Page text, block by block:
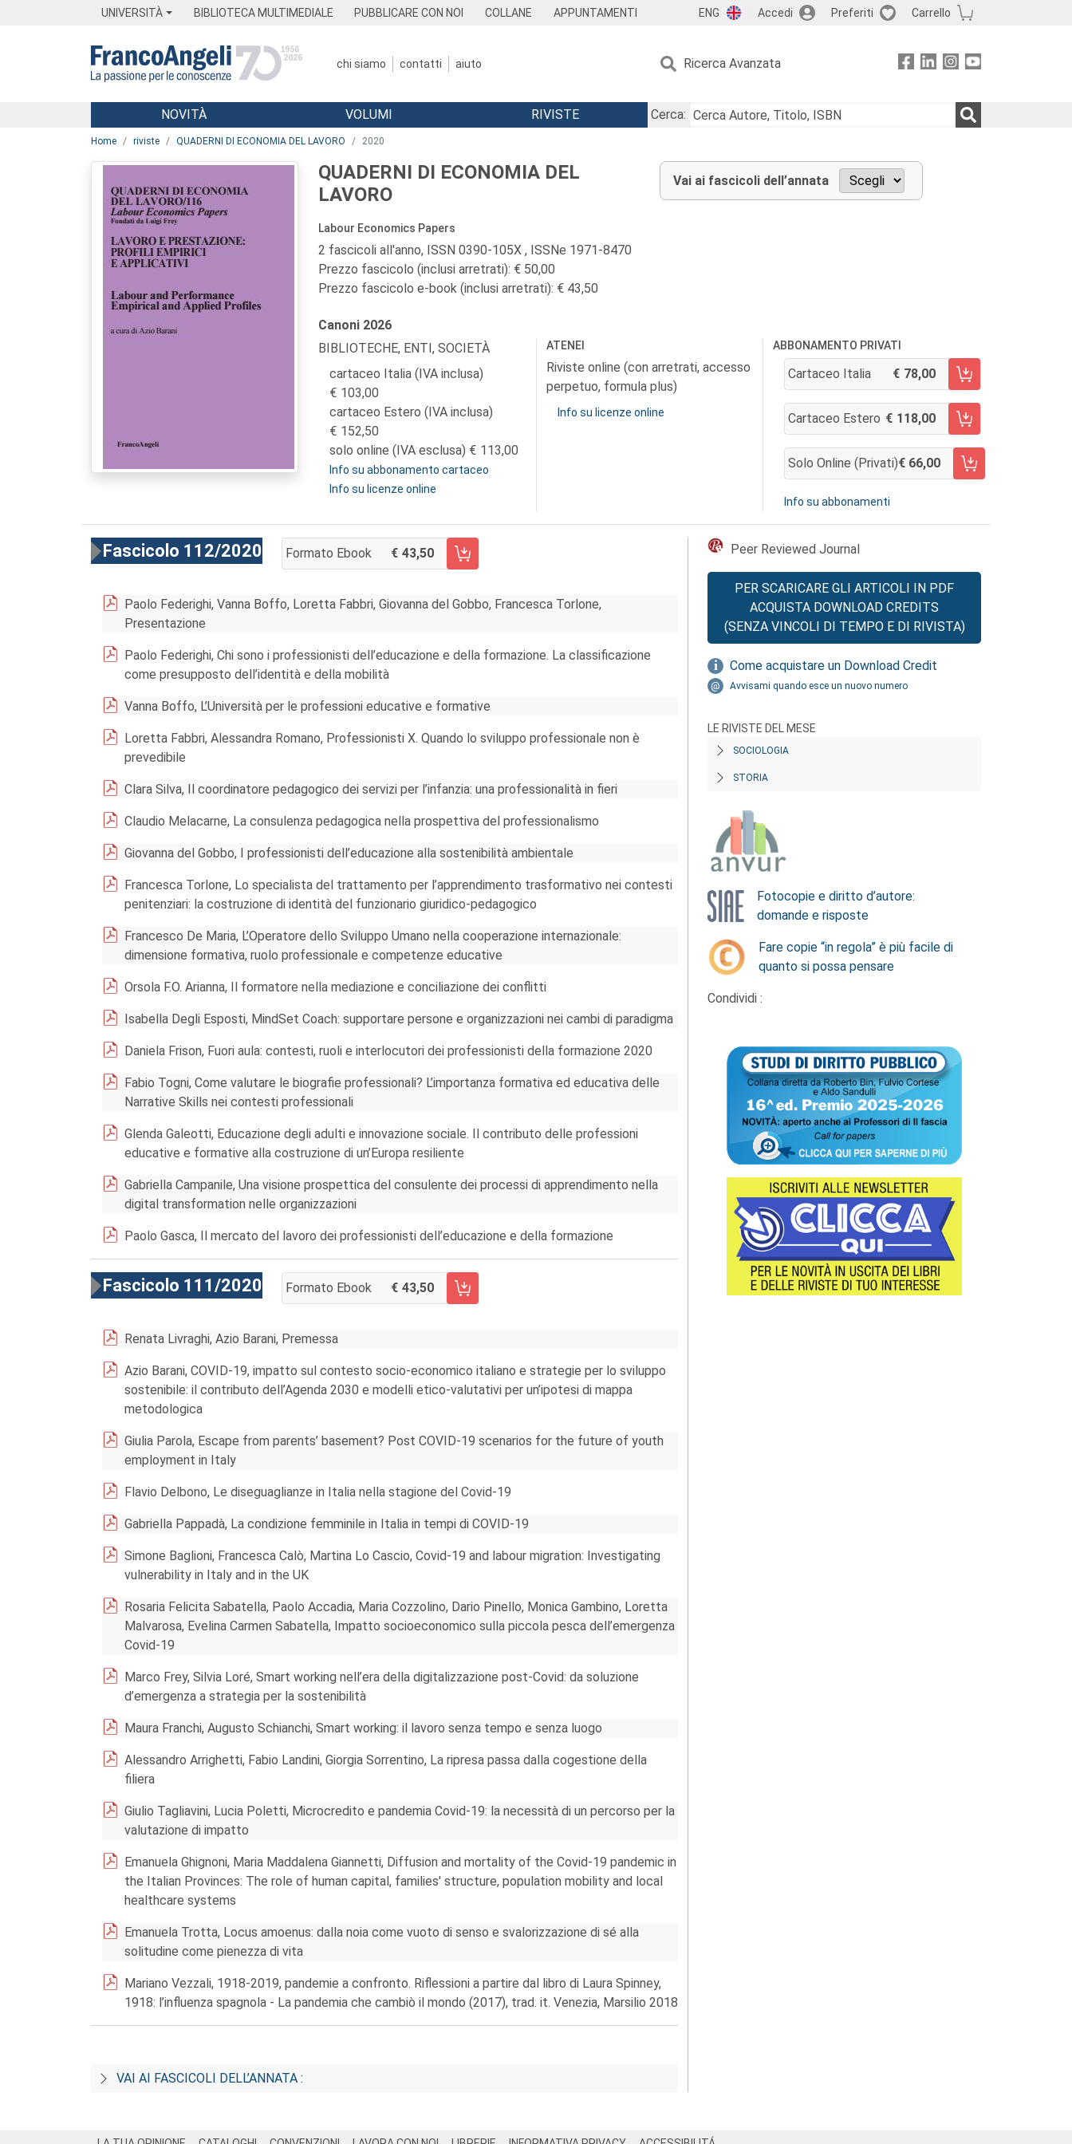
UNIVERSITÀ BIBLIOTECA MULTIMEDIALE PUBBLICARE CON NOI COLLANE APPUNTAMENTI ENG Accedi Preferiti Carrello
chi siamo contatti aiuto Ricerca Avanzata
Menu
NOVITÀ VOLUMI RIVISTE
Cerca:
Home riviste QUADERNI DI ECONOMIA DEL LAVORO 2020
QUADERNI DI ECONOMIA DEL
LAVORO
Labour Economics Papers
2 fascicoli all'anno, ISSN 0390-105X , ISSNe 1971-8470
Prezzo fascicolo (inclusi arretrati): € 50,00
Prezzo fascicolo e-book (inclusi arretrati): € 43,50
Vai ai fascicoli dell’annata
Canoni 2026
BIBLIOTECHE, ENTI, SOCIETÀ
cartaceo Italia (IVA inclusa)
103,00
cartaceo Estero (IVA inclusa)
152,50
solo online (IVA esclusa)
113,00
Info su abbonamento cartaceo
Info su licenze online
ATENEI
Riviste online (con arretrati, accesso
perpetuo, formula plus)
Info su licenze online
ABBONAMENTO PRIVATI
Cartaceo Italia 78,00
AGGIUNGI AL CARRELLO
Cartaceo Estero 118,00
AGGIUNGI AL CARRELLO
Solo Online (privati) 66,00
AGGIUNGI AL CARRELLO
Info su abbonamenti
Fascicolo 112/2020 Formato Ebook 43,50
AGGIUNGI AL CARRELLO FASCICOLO 112/2020
Paolo Federighi, Vanna Boffo, Loretta Fabbri, Giovanna del Gobbo, Francesca Torlone,
Presentazione
Paolo Federighi, Chi sono i professionisti dell’educazione e della formazione. La classificazione
come presupposto dell’identità e della mobilità
Vanna Boffo, L’Università per le professioni educative e formative
Loretta Fabbri, Alessandra Romano, Professionisti X. Quando lo sviluppo professionale non è
prevedibile
Clara Silva, Il coordinatore pedagogico dei servizi per l’infanzia: una professionalità in fieri
Claudio Melacarne, La consulenza pedagogica nella prospettiva del professionalismo
Giovanna del Gobbo, I professionisti dell’educazione alla sostenibilità ambientale
Francesca Torlone, Lo specialista del trattamento per l’apprendimento trasformativo nei contesti
penitenziari: la costruzione di identità del funzionario giuridico-pedagogico
Francesco De Maria, L’Operatore dello Sviluppo Umano nella cooperazione internazionale:
dimensione formativa, ruolo professionale e competenze educative
Orsola F.O. Arianna, Il formatore nella mediazione e conciliazione dei conflitti
Isabella Degli Esposti, MindSet Coach: supportare persone e organizzazioni nei cambi di paradigma
Daniela Frison, Fuori aula: contesti, ruoli e interlocutori dei professionisti della formazione 2020
Fabio Togni, Come valutare le biografie professionali? L’importanza formativa ed educativa delle
Narrative Skills nei contesti professionali
Glenda Galeotti, Educazione degli adulti e innovazione sociale. Il contributo delle professioni
educative e formative alla costruzione di un’Europa resiliente
Gabriella Campanile, Una visione prospettica del consulente dei processi di apprendimento nella
digital transformation nelle organizzazioni
Paolo Gasca, Il mercato del lavoro dei professionisti dell’educazione e della formazione
Fascicolo 111/2020 Formato Ebook 43,50
AGGIUNGI AL CARRELLO FASCICOLO 111/2020
Renata Livraghi, Azio Barani, Premessa
Azio Barani, COVID-19, impatto sul contesto socio-economico italiano e strategie per lo sviluppo
sostenibile: il contributo dell’Agenda 2030 e modelli etico-valutativi per un’ipotesi di mappa
metodologica
Giulia Parola, Escape from parents’ basement? Post COVID-19 scenarios for the future of youth
employment in Italy
Flavio Delbono, Le diseguaglianze in Italia nella stagione del Covid-19
Gabriella Pappadà, La condizione femminile in Italia in tempi di COVID-19
Simone Baglioni, Francesca Calò, Martina Lo Cascio, Covid-19 and labour migration: Investigating
vulnerability in Italy and in the UK
Rosaria Felicita Sabatella, Paolo Accadia, Maria Cozzolino, Dario Pinello, Monica Gambino, Loretta
Malvarosa, Evelina Carmen Sabatella, Impatto socioeconomico sulla piccola pesca dell’emergenza
Covid-19
Marco Frey, Silvia Loré, Smart working nell’era della digitalizzazione post-Covid: da soluzione
d’emergenza a strategia per la sostenibilità
Maura Franchi, Augusto Schianchi, Smart working: il lavoro senza tempo e senza luogo
Alessandro Arrighetti, Fabio Landini, Giorgia Sorrentino, La ripresa passa dalla cogestione della
filiera
Giulio Tagliavini, Lucia Poletti, Microcredito e pandemia Covid-19: la necessità di un percorso per la
valutazione di impatto
Emanuela Ghignoni, Maria Maddalena Giannetti, Diffusion and mortality of the Covid-19 pandemic in
the Italian Provinces: The role of human capital, families' structure, population mobility and local
healthcare systems
Emanuela Trotta, Locus amoenus: dalla noia come vuoto di senso e svalorizzazione di sé alla
solitudine come pienezza di vita
Mariano Vezzali, 1918-2019, pandemie a confronto. Riflessioni a partire dal libro di Laura Spinney,
1918: l’influenza spagnola - La pandemia che cambiò il mondo (2017), trad. it. Venezia, Marsilio 2018
VAI AI FASCICOLI DELL’ANNATA :
Peer Reviewed Journal
PER SCARICARE GLI ARTICOLI IN PDF
ACQUISTA DOWNLOAD CREDITS
(SENZA VINCOLI DI TEMPO E DI RIVISTA)
Come acquistare un Download Credit
Avvisami quando esce un nuovo numero
LE RIVISTE DEL MESE
SOCIOLOGIA
STORIA
Fotocopie e diritto d’autore:
domande e risposte
Fare copie “in regola” è più facile di
quanto si possa pensare
Condividi :